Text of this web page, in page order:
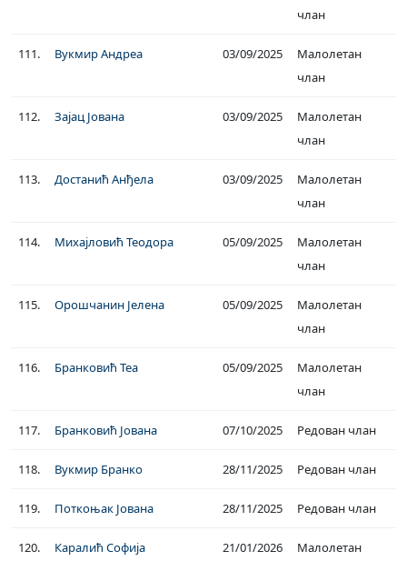
члан
111. Вукмир Андреа 03/09/2025
Малолетан
члан
112. Зајац Јована 03/09/2025
Малолетан
члан
113. Достанић Анђела 03/09/2025
Малолетан
члан
114. Михајловић Теодора 05/09/2025
Малолетан
члан
115. Орошчанин Јелена 05/09/2025
Малолетан
члан
116. Бранковић Теа 05/09/2025
Малолетан
члан
117. Бранковић Јована 07/10/2025 Редован члан
118. Вукмир Бранко 28/11/2025 Редован члан
119. Поткоњак Јована 28/11/2025 Редован члан
120. Каралић Софија 21/01/2026
Малолетан